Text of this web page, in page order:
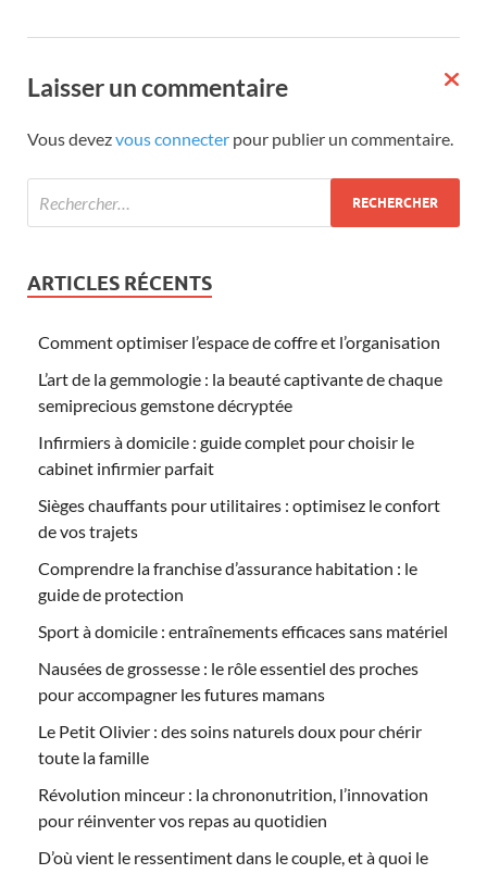
Laisser un commentaire
Vous devezvous connecter pour publier un commentaire.
ARTICLES RÉCENTS
Comment optimiser l’espace de coffre et l’organisation
L’art de la gemmologie : la beauté captivante de chaque
semiprecious gemstone décryptée
Infirmiers à domicile : guide complet pour choisir le
cabinet infirmier parfait
Sièges chauffants pour utilitaires : optimisez le confort
de vos trajets
Comprendre la franchise d’assurance habitation : le
guide de protection
Sport à domicile : entraînements efficaces sans matériel
Nausées de grossesse : le rôle essentiel des proches
pour accompagner les futures mamans
Le Petit Olivier : des soins naturels doux pour chérir
toute la famille
Révolution minceur : la chrononutrition, l’innovation
pour réinventer vos repas au quotidien
D’où vient le ressentiment dans le couple, et à quoi le